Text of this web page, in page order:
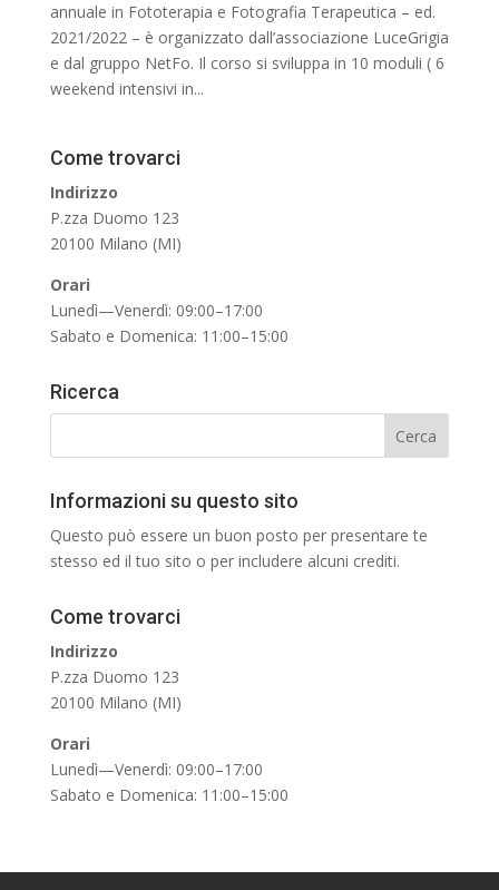
annuale in Fototerapia e Fotografia Terapeutica – ed.
2021/2022 – è organizzato dall’associazione LuceGrigia
e dal gruppo NetFo. Il corso si sviluppa in 10 moduli ( 6
weekend intensivi in...
Come trovarci
Indirizzo
P.zza Duomo 123
20100 Milano (MI)
Orari
Lunedì—Venerdì: 09:00–17:00
Sabato e Domenica: 11:00–15:00
Ricerca
Informazioni su questo sito
Questo può essere un buon posto per presentare te
stesso ed il tuo sito o per includere alcuni crediti.
Come trovarci
Indirizzo
P.zza Duomo 123
20100 Milano (MI)
Orari
Lunedì—Venerdì: 09:00–17:00
Sabato e Domenica: 11:00–15:00